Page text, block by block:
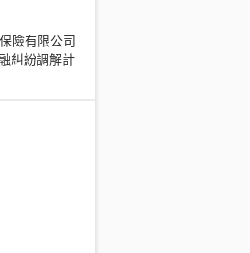
險有限公司
糾紛調解計